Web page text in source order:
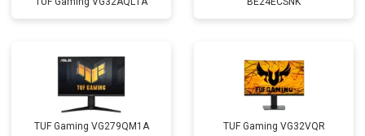
TUF Gaming VG279QM1A TUF Gaming VG32VQR